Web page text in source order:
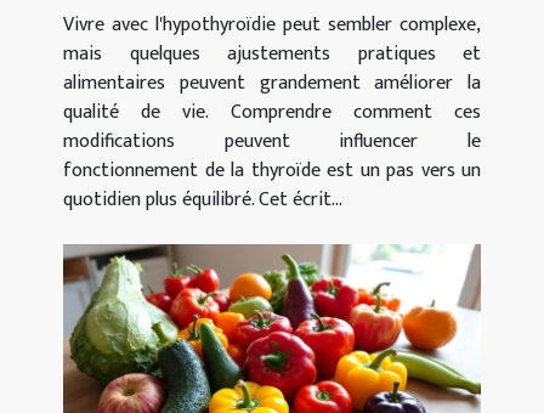
Vivre avec l'hypothyroïdie peut sembler complexe,
mais quelques ajustements pratiques et
alimentaires peuvent grandement améliorer la
qualité de vie. Comprendre comment ces
modifications peuvent influencer le
fonctionnement de la thyroïde est un pas vers un
quotidien plus équilibré. Cet écrit...